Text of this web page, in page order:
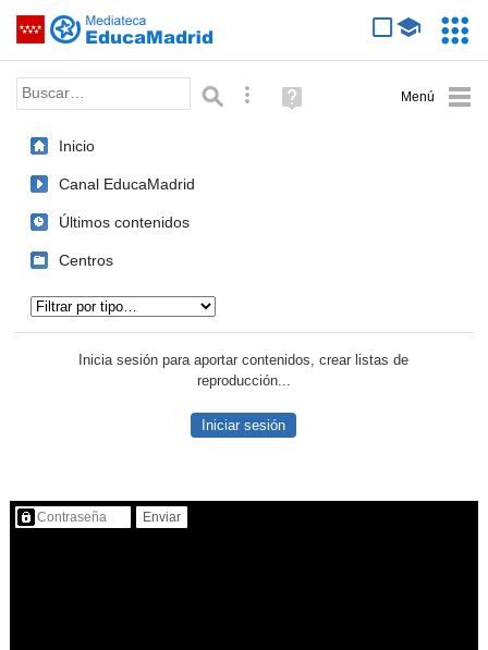
Saltar navegación
Palabra o frase: Búsqueda avanzada
Ayuda
(en
Inicio
Canal EducaMadrid
Últimos contenidos
Centros
Inicia sesión para aportar contenidos, crear listas de
reproducción...
Iniciar sesión
Contenido protegido…